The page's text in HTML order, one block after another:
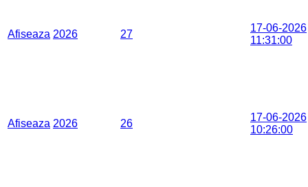
Afiseaza 2026 27
17-06-2026
11:31:00
Afiseaza 2026 26
17-06-2026
10:26:00